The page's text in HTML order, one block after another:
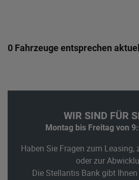
0 Fahrzeuge entsprechen
WIR SIND FÜR
Montag bis Freitag von
Haben Sie Fragen zum Leasing,
oder zur
Die Stellantis Bank gibt